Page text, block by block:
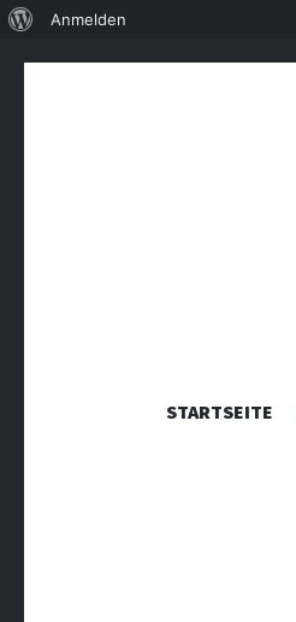
STARTSEITE
Über
Anmelden